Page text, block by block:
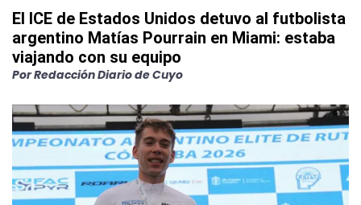
El ICE de Estados Unidos detuvo al futbolista
argentino Matías Pourrain en Miami: estaba
viajando con su equipo
PorRedacción Diario de Cuyo